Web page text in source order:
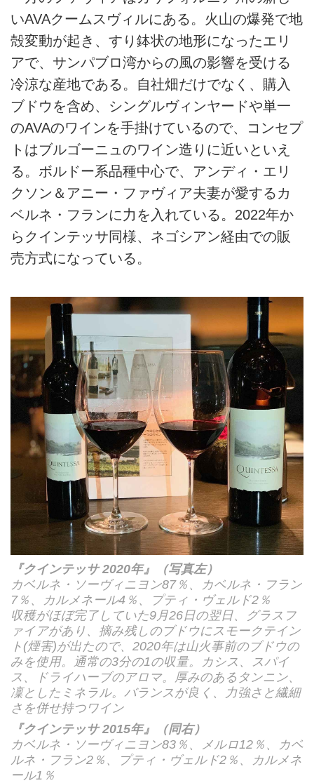
いAVAクームスヴィルにある。火山の爆発で地
殻変動が起き、すり鉢状の地形になったエリ
アで、サンパブロ湾からの風の影響を受ける
冷涼な産地である。自社畑だけでなく、購入
ブドウを含め、シングルヴィンヤードや単一
のAVAのワインを手掛けているので、コンセプ
トはブルゴーニュのワイン造りに近いといえ
る。ボルドー系品種中心で、アンディ・エリ
クソン＆アニー・ファヴィア夫妻が愛するカ
ベルネ・フランに力を入れている。2022年か
らクインテッサ同様、ネゴシアン経由での販
売方式になっている。
『クインテッサ 2020年』（写真左）
カベルネ・ソーヴィニヨン87％、カベルネ・フラン
7％、カルメネール4％、プティ・ヴェルド2％
収穫がほぼ完了していた9月26日の翌日、グラスフ
ァイアがあり、摘み残しのブドウにスモークテイン
ト(煙害)が出たので、2020年は山火事前のブドウの
みを使用。通常の3分の1の収量。カシス、スパイ
ス、ドライハーブのアロマ。厚みのあるタンニン、
凜としたミネラル。バランスが良く、力強さと繊細
さを併せ持つワイン
『クインテッサ 2015年』（同右）
カベルネ・ソーヴィニヨン83％、メルロ12％、カベ
ルネ・フラン2％、プティ・ヴェルド2％、カルメネ
ール1％